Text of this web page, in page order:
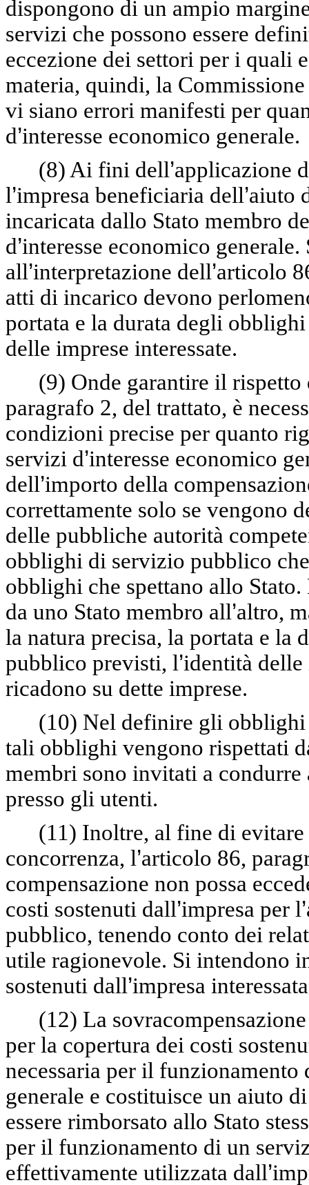
dispongono di un ampio
servizi che possono essere
eccezione dei settori per i quali
materia, quindi, la
vi siano errori manifesti per
d’interesse economico generale.
(8) Ai fini dell’applicazione
l’impresa beneficiaria dell’aiuto
incaricata dallo Stato membro
d’interesse economico
all’interpretazione dell’articolo
atti di incarico devono
portata e la durata degli
delle imprese interessate.
(9) Onde garantire il
paragrafo 2, del trattato, è
condizioni precise per quanto
servizi d’interesse economico
dell’importo della
correttamente solo se vengono
delle pubbliche autorità
obblighi di servizio pubblico
obblighi che spettano allo
da uno Stato membro all’altro,
la natura precisa, la portata e
pubblico previsti, l’identità delle
ricadono su dette imprese.
(10) Nel definire gli obblighi
tali obblighi vengono rispettati
membri sono invitati a
presso gli utenti.
(11) Inoltre, al fine di
concorrenza, l’articolo 86,
compensazione non possa
costi sostenuti dall’impresa per l’
pubblico, tenendo conto dei
utile ragionevole. Si intendono
sostenuti dall’impresa
(12) La
per la copertura dei costi
necessaria per il funzionamento
generale e costituisce un aiuto
essere rimborsato allo Stato
per il funzionamento di un
effettivamente utilizzata dall’